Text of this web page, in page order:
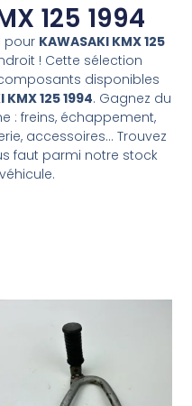
125 1994
pour KAWASAKI KMX 125
! Cette sélection
disponibles
KMX 125 1994. Gagnez du
: freins, échappement,
accessoires… Trouvez
faut parmi notre stock